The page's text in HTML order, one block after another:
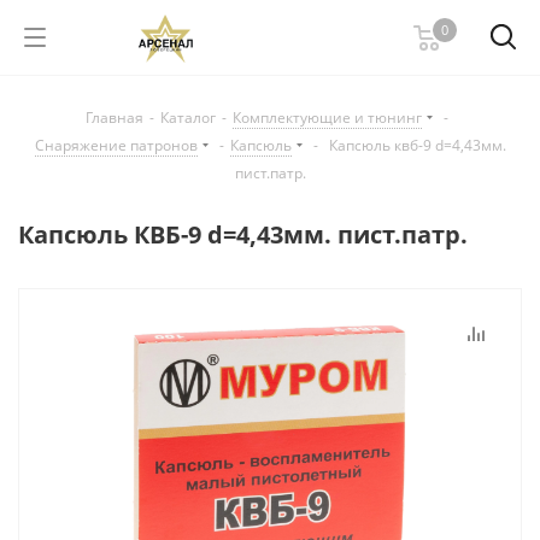
0
Главная - Каталог - Комплектующие и тюнинг
-
Снаряжение патронов
- Капсюль -
Капсюль квб-9 d=4,43мм.
пист.патр.
Капсюль КВБ-9 d=4,43мм. пист.патр.